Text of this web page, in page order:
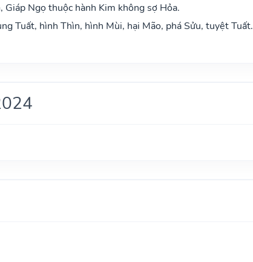
Ngọ thuộc hành Kim không sợ Hỏa.
Tuất, hình Thìn, hình Mùi, hại Mão, phá Sửu, tuyệt Tuất.